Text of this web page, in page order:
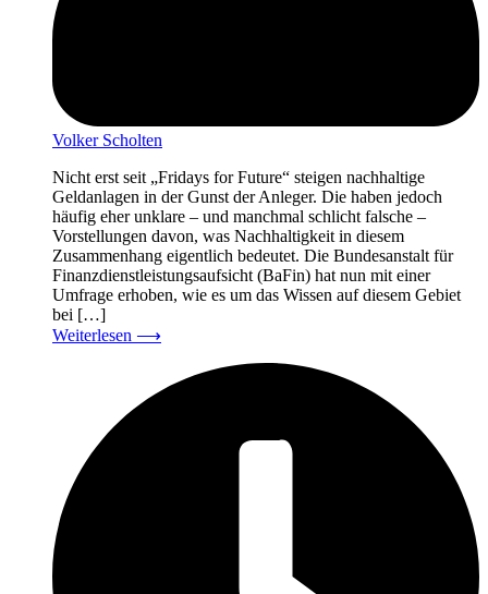
Volker Scholten
Nicht erst seit „Fridays for Future“ steigen nachhaltige
Geldanlagen in der Gunst der Anleger. Die haben jedoch
häufig eher unklare – und manchmal schlicht falsche –
Vorstellungen davon, was Nachhaltigkeit in diesem
Zusammenhang eigentlich bedeutet. Die Bundesanstalt für
Finanzdienstleistungsaufsicht (BaFin) hat nun mit einer
Umfrage erhoben, wie es um das Wissen auf diesem Gebiet
bei […]
Weiterlesen ⟶